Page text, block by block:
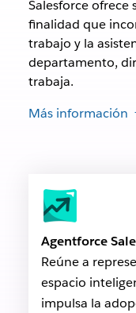
Salesforce ofrece
finalidad que
trabajo y la
departamento,
trabaja.
Más información
Agentforce
Reúne a
espacio
impulsa la